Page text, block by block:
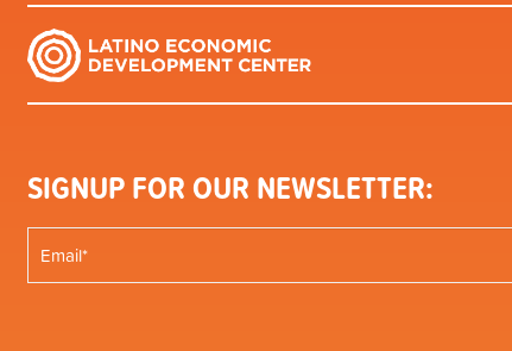
SIGNUP FOR OUR NEWSLETTER: